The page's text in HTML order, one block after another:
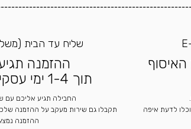
לדעת איפה
שליח עד הבית
ההזמנה
תוך 1-4 ימי עסקים עד הבית!
החבילה תגיע אליכם עם
תקבלו גם שירות מעקב על ההזמנה
ההזמנה